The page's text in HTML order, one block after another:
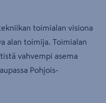
toimialan visiona
alan toimija. Toimialan
vahvempi asema
Pohjois-